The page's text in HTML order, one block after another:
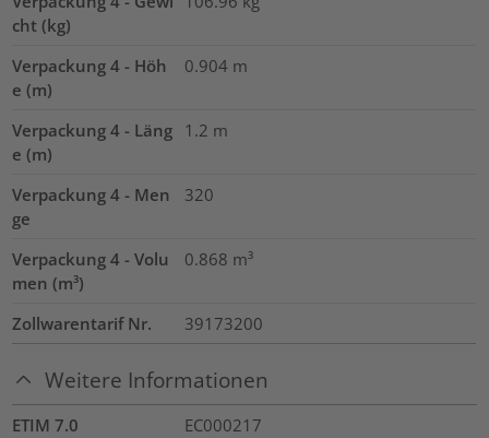
cht (kg)
Verpackung 4 - Höh
e (m)
0.904 m
Verpackung 4 - Läng
e (m)
1.2 m
Verpackung 4 - Men
ge
320
Verpackung 4 - Volu
men (m³)
0.868 m³
Zollwarentarif Nr. 39173200
Weitere Informationen
ETIM 7.0
EC000217